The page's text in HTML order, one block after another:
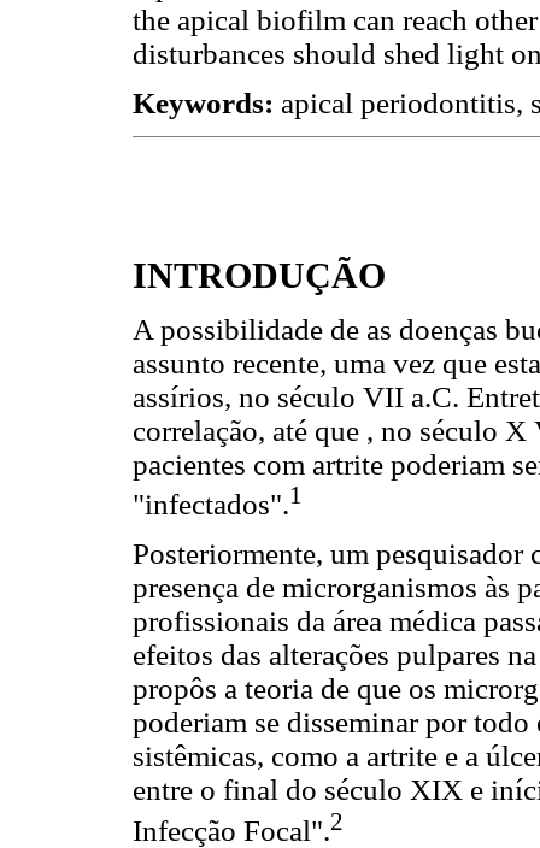
the apical biofilm can reach
disturbances should shed light
Keywords: apical periodontitis,
INTRODUÇÃO
A possibilidade de as doenças
assunto recente, uma vez que
assírios, no século VII a.C.
correlação, até que , no século
pacientes com artrite poderiam
"infectados".1
Posteriormente, um
presença de microrganismos às
profissionais da área médica
efeitos das alterações pulpares
propôs a teoria de que os
poderiam se disseminar por
sistêmicas, como a artrite e a
entre o final do século XIX e
Infecção Focal".2